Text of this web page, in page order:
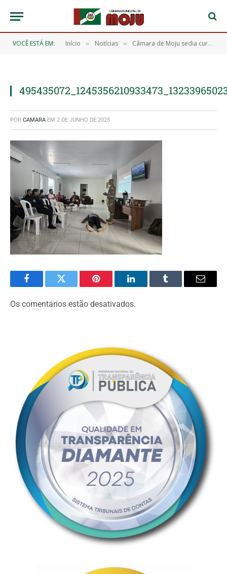
VOCÊ ESTÁ EM: Início » Notícias » Câmara de Moju sedia curso de Brigada de Incêndio promovido pelo Corpo de Bombeiros
POR CAMARA EM 2 DE JUNHO DE 2025
FacebookTwitter Pinterest O
LinkedIn
Tumblr
E-
Os comentários estão desativados.